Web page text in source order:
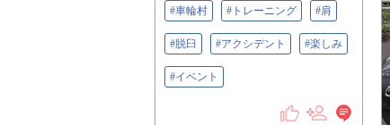
#車輪村 #トレーニング #肩
#脱臼 #アクシデント #楽しみ
#イベント